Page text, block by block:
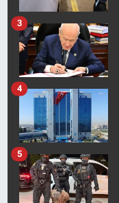
3
4
5